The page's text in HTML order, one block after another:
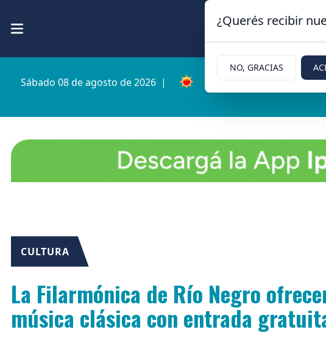
Sábado 08 de agosto de 2026 | 5.9ºc | Cipolletti, Rio
CULTURA
La Filarmónica de Río Negro
música clásica con entrada
¿Querés recibir
NO, GRACIAS